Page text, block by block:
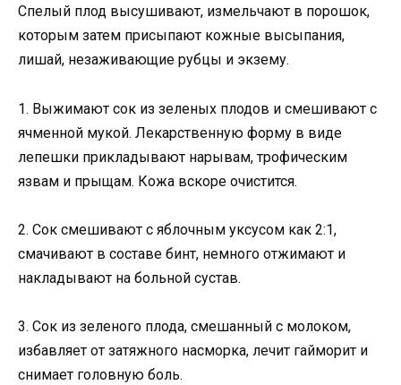
Спелый плод высушивают, измельчают в порошок,
которым затем присыпают кожные высыпания,
лишай, незаживающие рубцы и экзему.
1. Выжимают сок из зеленых плодов и смешивают с
ячменной мукой. Лекарственную форму в виде
лепешки прикладывают нарывам, трофическим
язвам и прыщам. Кожа вскоре очистится.
2. Сок смешивают с яблочным уксусом как 2:1,
смачивают в составе бинт, немного отжимают и
накладывают на больной сустав.
3. Сок из зеленого плода, смешанный с молоком,
избавляет от затяжного насморка, лечит гайморит и
снимает головную боль.